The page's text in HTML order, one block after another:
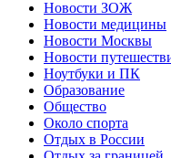
Новости ЗОЖ
Новости медицины
Новости Москвы
Новости
Ноутбуки и ПК
Образование
Общество
Около спорта
Отдых в России